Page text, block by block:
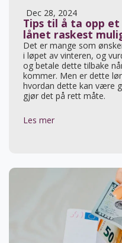
Dec 28, 2024
Tips til å ta opp
lånet raskest
Det er mange som
i løpet av vinteren, og
og betale dette tilbake
kommer. Men er dette
hvordan dette kan være
gjør det på rett måte.
Les mer